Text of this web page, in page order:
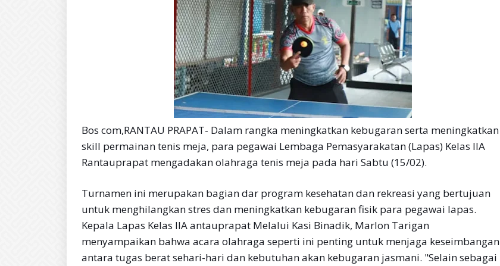
Bos com,RANTAU PRAPAT- Dalam rangka meningkatkan kebugaran serta meningkatkan
skill permainan tenis meja, para pegawai Lembaga Pemasyarakatan (Lapas) Kelas IIA
Rantauprapat mengadakan olahraga tenis meja pada hari Sabtu (15/02).
Turnamen ini merupakan bagian dar program kesehatan dan rekreasi yang bertujuan
untuk menghilangkan stres dan meningkatkan kebugaran fisik para pegawai lapas.
Kepala Lapas Kelas IIA antauprapat Melalui Kasi Binadik, Marlon Tarigan
menyampaikan bahwa acara olahraga seperti ini penting untuk menjaga keseimbangan
antara tugas berat sehari-hari dan kebutuhan akan kebugaran jasmani. "Selain sebagai